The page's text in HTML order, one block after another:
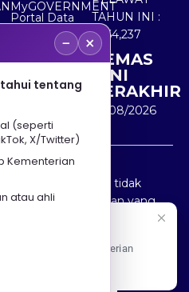
MyGOVERNMENT
Portal Data
Terbuka
Sektor Awam
TAHUN INI :
5,564,237
KEMAS
KINI
TERAKHIR
10/08/2026
dan Kementerian
(MOTAC) adalah tidak
atau kerugian yang
mana-mana maklumat
PELANCONGAN SENI
− ×
tentang
(seperti
X/Twitter)
Kementerian
atau ahli
Portal Rasmi Kementerian